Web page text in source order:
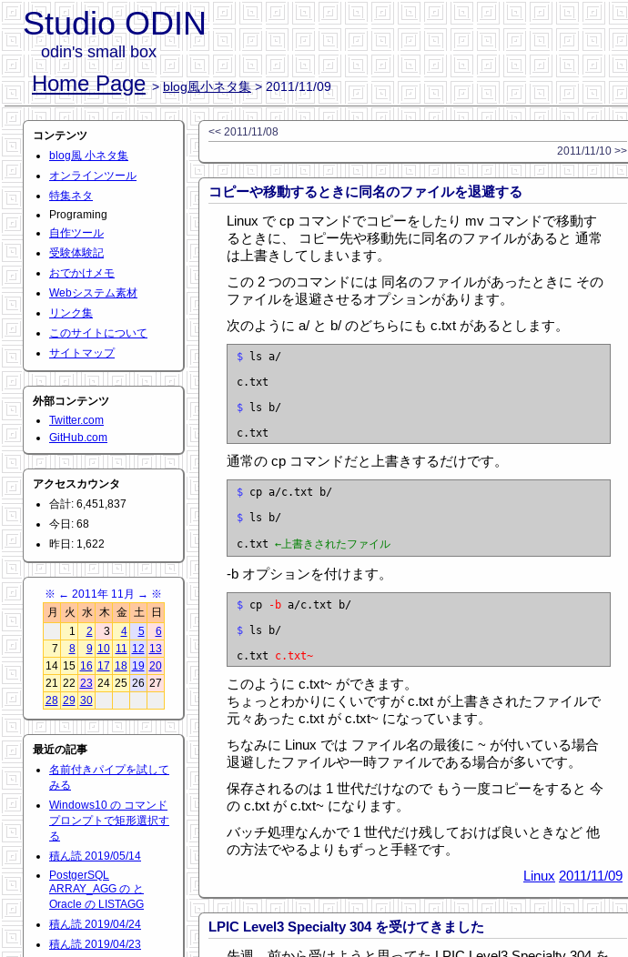
Studio ODIN
odin's small box
Home Page >blog風小ネタ集> 2011/11/09
コンテンツ
blog風 小ネタ集
オンラインツール
特集ネタ
Programing
自作ツール
受験体験記
おでかけメモ
Webシステム素材
リンク集
このサイトについて
サイトマップ
外部コンテンツ
Twitter.com
GitHub.com
アクセスカウンタ
合計: 6,451,837
今日: 68
昨日: 1,622
※ ← 2011年 11月 → ※
月
火 水 木 金 土
日
1
2 3 4 5
6
7
8 9 10 11 12 13
14 15 16 17 18 19 20
21 22 23 24 25 26 27
28 29 30
最近の記事
名前付きパイプを試して
みる
Windows10 の コマンド
プロンプトで矩形選択す
る
積ん読 2019/05/14
PostgerSQL
ARRAY_AGG の と
Oracle の LISTAGG
積ん読 2019/04/24
積ん読 2019/04/23
<< 2011/11/08
2011/11/10 >>
コピーや移動するときに同名のファイルを退避する
Linux で cp コマンドでコピーをしたり mv コマンドで移動す
るときに、 コピー先や移動先に同名のファイルがあると 通常
は上書きしてしまいます。
この 2 つのコマンドには 同名のファイルがあったときに その
ファイルを退避させるオプションがあります。
次のように a/ と b/ のどちらにも c.txt があるとします。
$ ls a/
c.txt
$ ls b/
通常の cp コマンドだと上書きするだけです。
$ cp a/c.txt b/
$ ls b/
c.txt ←上書きされたファイル
-b オプションを付けます。
$ cp -b a/c.txt b/
$ ls b/
c.txt c.txt~
このように c.txt~ ができます。
ちょっとわかりにくいですが c.txt が上書きされたファイルで
元々あった c.txt が c.txt~ になっています。
ちなみに Linux では ファイル名の最後に ~ が付いている場合
退避したファイルや一時ファイルである場合が多いです。
保存されるのは 1 世代だけなので もう一度コピーをすると 今
の c.txt が c.txt~ になります。
バッチ処理なんかで 1 世代だけ残しておけば良いときなど 他
の方法でやるよりもずっと手軽です。
Linux 2011/11/09
LPIC Level3 Specialty 304 を受けてきました